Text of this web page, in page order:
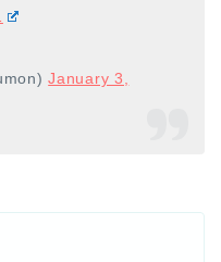
January 3,